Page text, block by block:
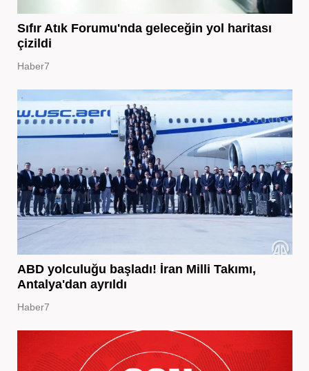
Sıfır Atık Forumu'nda geleceğin yol haritası
çizildi
Haber7
ABD yolculuğu başladı! İran Milli Takımı,
Antalya'dan ayrıldı
Haber7